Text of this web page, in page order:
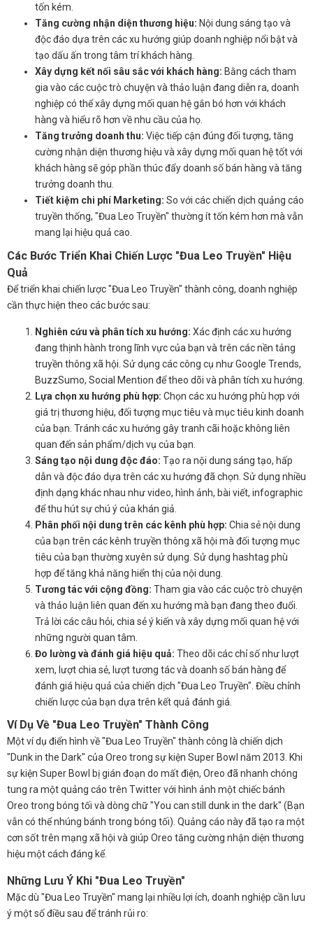
tốn kém.
Tăng cường nhận diện thương hiệu: Nội dung sáng tạo và
độc đáo dựa trên các xu hướng giúp doanh nghiệp nổi bật và
tạo dấu ấn trong tâm trí khách hàng.
Xây dựng kết nối sâu sắc với khách hàng: Bằng cách tham
gia vào các cuộc trò chuyện và thảo luận đang diễn ra, doanh
nghiệp có thể xây dựng mối quan hệ gắn bó hơn với khách
hàng và hiểu rõ hơn về nhu cầu của họ.
Tăng trưởng doanh thu: Việc tiếp cận đúng đối tượng, tăng
cường nhận diện thương hiệu và xây dựng mối quan hệ tốt với
khách hàng sẽ góp phần thúc đẩy doanh số bán hàng và tăng
trưởng doanh thu.
Tiết kiệm chi phí Marketing: So với các chiến dịch quảng cáo
truyền thống, "Đua Leo Truyền" thường ít tốn kém hơn mà vẫn
mang lại hiệu quả cao.
Các Bước Triển Khai Chiến Lược "Đua Leo Truyền" Hiệu
Quả
Để triển khai chiến lược "Đua Leo Truyền" thành công, doanh nghiệp
cần thực hiện theo các bước sau:
Nghiên cứu và phân tích xu hướng: Xác định các xu hướng
đang thịnh hành trong lĩnh vực của bạn và trên các nền tảng
truyền thông xã hội. Sử dụng các công cụ như Google Trends,
BuzzSumo, Social Mention để theo dõi và phân tích xu hướng.
Lựa chọn xu hướng phù hợp: Chọn các xu hướng phù hợp với
giá trị thương hiệu, đối tượng mục tiêu và mục tiêu kinh doanh
của bạn. Tránh các xu hướng gây tranh cãi hoặc không liên
quan đến sản phẩm/dịch vụ của bạn.
Sáng tạo nội dung độc đáo: Tạo ra nội dung sáng tạo, hấp
dẫn và độc đáo dựa trên các xu hướng đã chọn. Sử dụng nhiều
định dạng khác nhau như video, hình ảnh, bài viết, infographic
để thu hút sự chú ý của khán giả.
Phân phối nội dung trên các kênh phù hợp: Chia sẻ nội dung
của bạn trên các kênh truyền thông xã hội mà đối tượng mục
tiêu của bạn thường xuyên sử dụng. Sử dụng hashtag phù
hợp để tăng khả năng hiển thị của nội dung.
Tương tác với cộng đồng: Tham gia vào các cuộc trò chuyện
và thảo luận liên quan đến xu hướng mà bạn đang theo đuổi.
Trả lời các câu hỏi, chia sẻ ý kiến và xây dựng mối quan hệ với
những người quan tâm.
Đo lường và đánh giá hiệu quả: Theo dõi các chỉ số như lượt
xem, lượt chia sẻ, lượt tương tác và doanh số bán hàng để
đánh giá hiệu quả của chiến dịch "Đua Leo Truyền". Điều chỉnh
chiến lược của bạn dựa trên kết quả đánh giá.
Ví Dụ Về "Đua Leo Truyền" Thành Công
Một ví dụ điển hình về "Đua Leo Truyền" thành công là chiến dịch
"Dunk in the Dark" của Oreo trong sự kiện Super Bowl năm 2013. Khi
sự kiện Super Bowl bị gián đoạn do mất điện, Oreo đã nhanh chóng
tung ra một quảng cáo trên Twitter với hình ảnh một chiếc bánh
Oreo trong bóng tối và dòng chữ "You can still dunk in the dark" (Bạn
vẫn có thể nhúng bánh trong bóng tối). Quảng cáo này đã tạo ra một
cơn sốt trên mạng xã hội và giúp Oreo tăng cường nhận diện thương
hiệu một cách đáng kể.
Những Lưu Ý Khi "Đua Leo Truyền"
Mặc dù "Đua Leo Truyền" mang lại nhiều lợi ích, doanh nghiệp cần lưu
ý một số điều sau để tránh rủi ro: